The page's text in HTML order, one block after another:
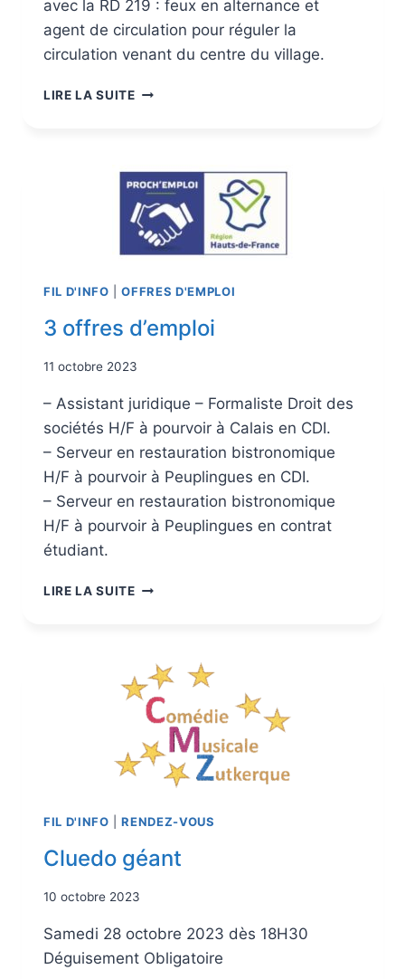
avec la RD 219 : feux en alternance et
agent de circulation pour réguler la
circulation venant du centre du village.
LIRE LA SUITE
FIL D'INFO |OFFRES D'EMPLOI
3 offres d’emploi
11 octobre 2023
– Assistant juridique – Formaliste Droit des
sociétés H/F à pourvoir à Calais en CDI.
– Serveur en restauration bistronomique
H/F à pourvoir à Peuplingues en CDI.
– Serveur en restauration bistronomique
H/F à pourvoir à Peuplingues en contrat
étudiant.
LIRE LA SUITE
FIL D'INFO |RENDEZ-VOUS
Cluedo géant
10 octobre 2023
Samedi 28 octobre 2023 dès 18H30
Déguisement Obligatoire